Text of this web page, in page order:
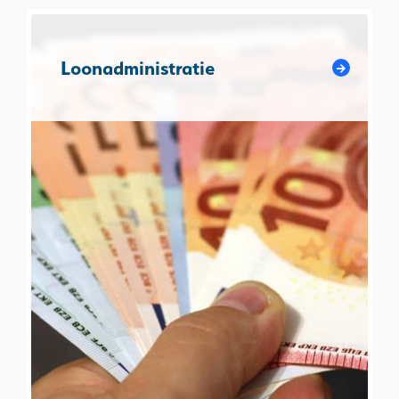
Loonadministratie